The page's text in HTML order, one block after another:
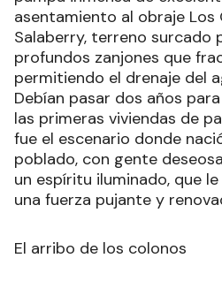
asentamiento al obraje Los
Salaberry, terreno surcado
profundos zanjones que
permitiendo el drenaje del
Debían pasar dos años
las primeras viviendas de
fue el escenario donde
poblado, con gente
un espíritu iluminado, que
una fuerza pujante y
El arribo de los colonos